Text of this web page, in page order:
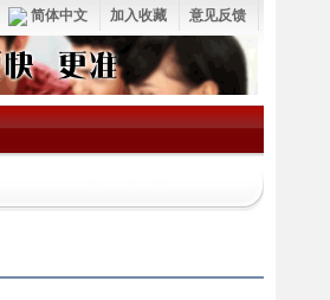
意见反馈
加入收藏
简体中文